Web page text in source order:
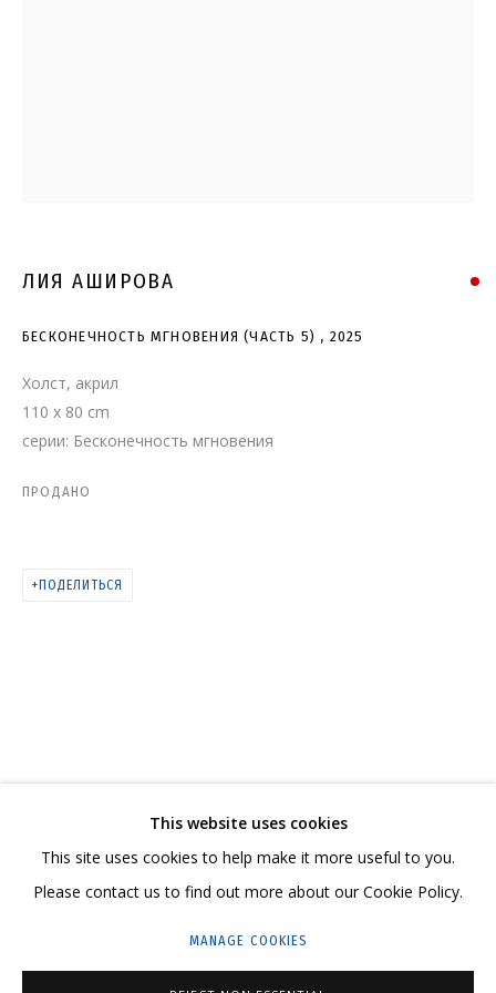
+7 (495) 635-02-35
HELLO@GRIDCHINHALL.COM
ПОДПИШИТЕСЬ НА ОБНОВЛЕНИЯ
This website uses cookies
This site uses cookies to help make it more useful to you.
Please contact us to find out more about our Cookie Policy.
MANAGE COOKIES
ЛИЯ АШИРОВА
БЕСКОНЕЧНОСТЬ МГНОВЕНИЯ (ЧАСТЬ 5) , 2025
Холст, акрил
110 x 80 cm
серии: Бесконечность мгновения
ПРОДАНО
ПОДЕЛИТЬСЯ